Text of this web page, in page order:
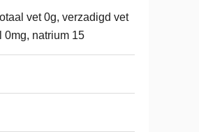
vet 0g, verzadigd vet
0mg, natrium 15